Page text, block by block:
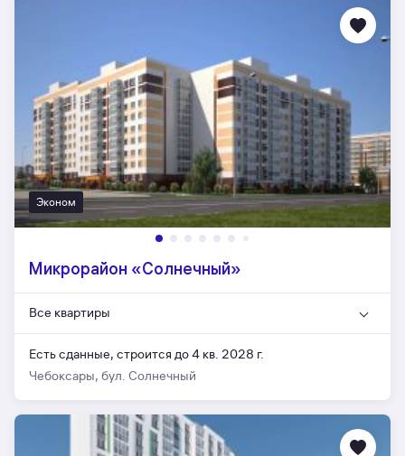
Эконом
Микрорайон «Солнечный»
Все квартиры
Есть сданные, строится до 4 кв. 2028 г.
Чебоксары, бул. Солнечный